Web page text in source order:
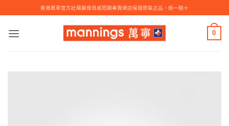
to
content
香港萬寧官方壯陽藥偉哥威而鋼專賣網店保證原裝正品，假一賠十
0